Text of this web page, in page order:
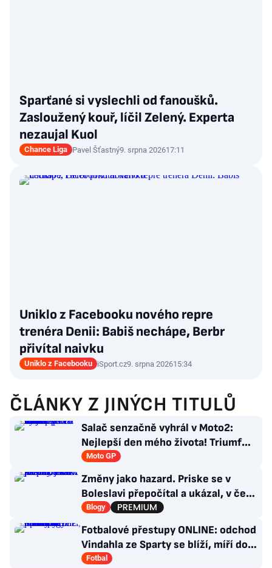
Sparťané si vyslechli od fanoušků.
Zasloužený kouř, líčil Zelený. Experta
nezaujal Kuol
Chance Liga Pavel Šťastný9. srpna 202617:11
Uniklo z Facebooku nového repre
trenéra Denii: Babiš nechápe, Berbr
přivítal naivku
Uniklo z Facebooku iSport.cz9. srpna 202615:34
ČLÁNKY Z JINÝCH TITULŮ
Salač senzačně vyhrál v Moto2:
Nejlepší den mého života! Triumf
pro Česko po 16 letech
Moto GP
Změny jako hazard. Priske se v
Boleslavi přepočítal a ukázal, v čem
je Slavia dál
Blogy
Fotbalové přestupy ONLINE: odchod
Vindahla ze Sparty se blíží, míří do
druhé italské ligy
Fotbal